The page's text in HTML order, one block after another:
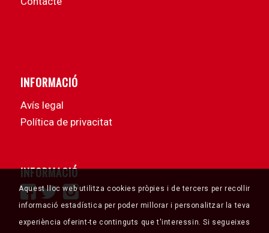
INFORMACIÓ
Avís legal
Política de privacitat
INFORMACIÓ
Aquest lloc web utilitza cookies pròpies i de tercers per recollir
informació estadística per poder millorar i personalitzar la teva
experiència oferint-te continguts que t'interessin. Si segueixes